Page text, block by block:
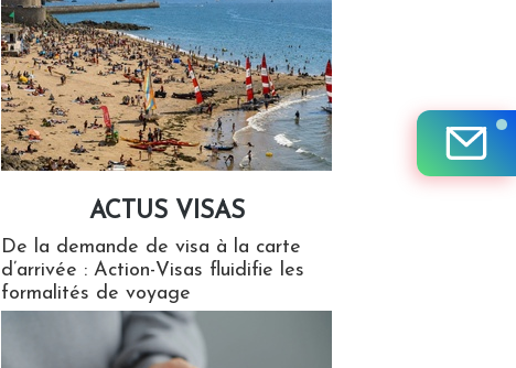
ACTUS VISAS
De la demande de visa à la carte
d’arrivée : Action-Visas fluidifie les
formalités de voyage